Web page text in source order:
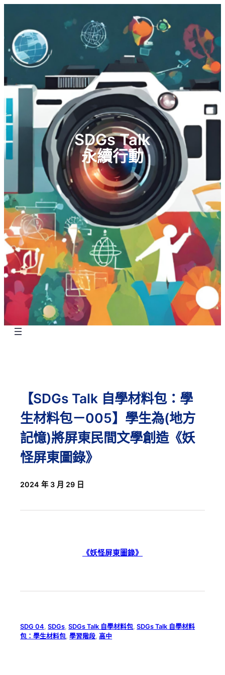
SDGs Talk
永續行動
【SDGs Talk 自學材料包：學
生材料包－005】學生為(地方
記憶)將屏東民間文學創造《妖
怪屏東圖錄》
2024 年 3 月 29 日
《妖怪屏東圖錄》
SDG 04 , SDGs , SDGs Talk 自學材料包 , SDGs Talk 自學材料
包：學生材料包 , 學習階段 , 高中